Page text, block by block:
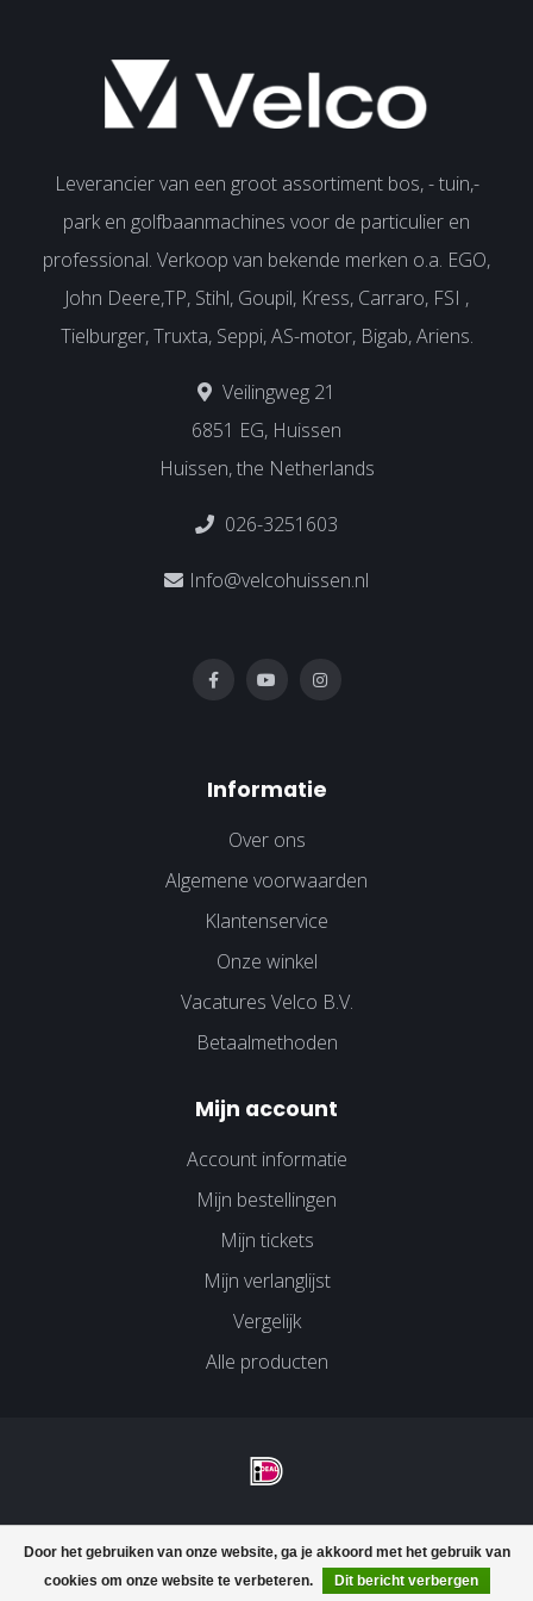
Door het gebruiken van onze website, ga je akkoord met het gebruik van
cookies om onze website te verbeteren.
Dit bericht verbergen
Leverancier van een groot assortiment bos, - tuin,-
park en golfbaanmachines voor de particulier en
professional. Verkoop van bekende merken o.a. EGO,
John Deere,TP, Stihl, Goupil, Kress, Carraro, FSI ,
Tielburger, Truxta, Seppi, AS-motor, Bigab, Ariens.
Veilingweg 21
6851 EG, Huissen
Huissen, the Netherlands
026-3251603
Info@velcohuissen.nl
Informatie
Over ons
Algemene voorwaarden
Klantenservice
Onze winkel
Vacatures Velco B.V.
Betaalmethoden
Mijn account
Account informatie
Mijn bestellingen
Mijn tickets
Mijn verlanglijst
Vergelijk
Alle producten
© Copyright 2026 Velco Huissen - Powered byLightspeed-
Dyvelopment
FILTERS